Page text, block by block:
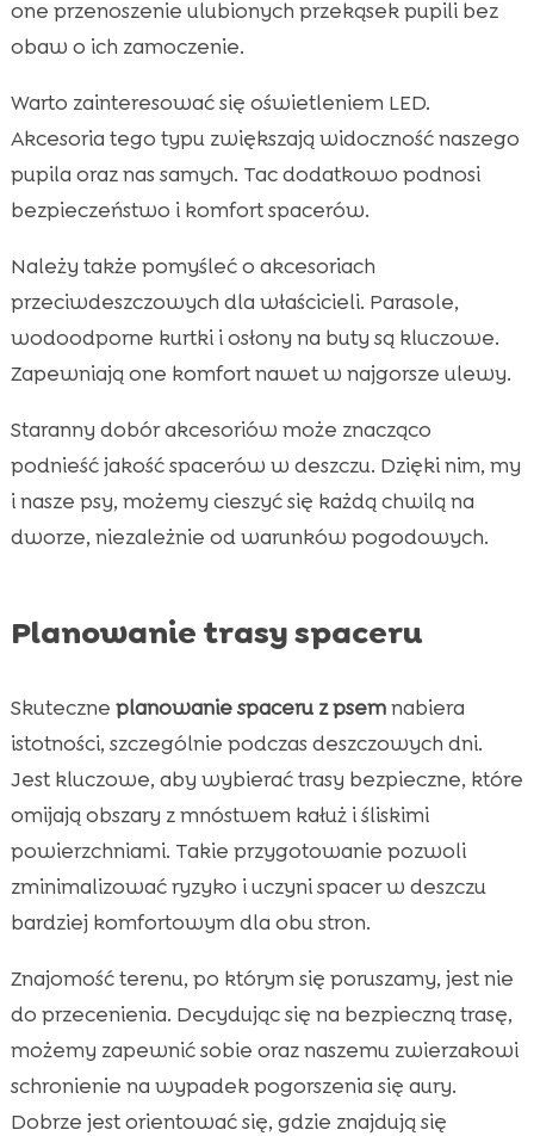
one przenoszenie ulubionych przekąsek pupili bez
obaw o ich zamoczenie.
Warto zainteresować się oświetleniem LED.
Akcesoria tego typu zwiększają widoczność naszego
pupila oraz nas samych. Tac dodatkowo podnosi
bezpieczeństwo i komfort spacerów.
Należy także pomyśleć o akcesoriach
przeciwdeszczowych dla właścicieli. Parasole,
wodoodporne kurtki i osłony na buty są kluczowe.
Zapewniają one komfort nawet w najgorsze ulewy.
Staranny dobór akcesoriów może znacząco
podnieść jakość spacerów w deszczu. Dzięki nim, my
i nasze psy, możemy cieszyć się każdą chwilą na
dworze, niezależnie od warunków pogodowych.
Planowanie trasy spaceru
Skuteczne planowanie spaceru z psemnabiera
istotności, szczególnie podczas deszczowych dni.
Jest kluczowe, aby wybierać trasy bezpieczne, które
omijają obszary z mnóstwem kałuż i śliskimi
powierzchniami. Takie przygotowanie pozwoli
zminimalizować ryzyko i uczyni spacer w deszczu
bardziej komfortowym dla obu stron.
Znajomość terenu, po którym się poruszamy, jest nie
do przecenienia. Decydując się na bezpieczną trasę,
możemy zapewnić sobie oraz naszemu zwierzakowi
schronienie na wypadek pogorszenia się aury.
Dobrze jest orientować się, gdzie znajdują się